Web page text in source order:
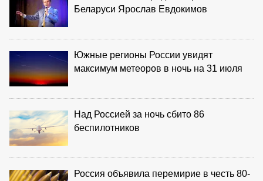
Беларуси Ярослав Евдокимов
Южные регионы России увидят
максимум метеоров в ночь на 31 июля
Над Россией за ночь сбито 86
беспилотников
Россия объявила перемирие в честь 80-